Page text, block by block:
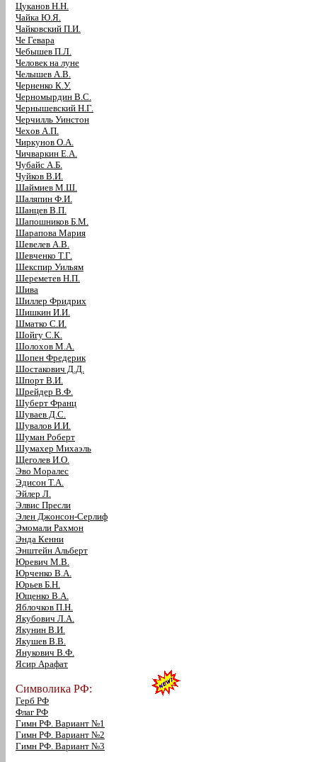
Цуканов Н.Н.
Чайка Ю.Я.
Чайковский П.И.
Че Гевара
Чебышев П.Л.
Человек на луне
Челышев А.В.
Черненко К.У.
Черномырдин В.С.
Чернышевский Н.Г.
Черчилль Уинстон
Чехов А.П.
Чиркунов О.А.
Чичваркин Е.А.
Чубайс А.Б.
Чуйков В.И.
Шаймиев М.Ш.
Шаляпин Ф.И.
Шанцев В.П.
Шапошников Б.М.
Шарапова Мария
Шевелев А.В.
Шевченко Т.Г.
Шекспир Уильям
Шереметев Н.П.
Шива
Шиллер Фридрих
Шишкин И.И.
Шматко С.И.
Шойгу С.К.
Шолохов М.А.
Шопен Фредерик
Шостакович Д.Д.
Шпорт В.И.
Шрейдер В.Ф.
Шуберт Франц
Шуваев Д.С.
Шувалов И.И.
Шуман Роберт
Шумахер Михаэль
Щеголев И.О.
Эво Моралес
Эдисон Т.А.
Эйлер Л.
Элвис Пресли
Элен Джонсон-Серлиф
Эмомали Рахмон
Энда Кенни
Энштейн Альберт
Юревич М.В.
Юрченко В.А.
Юрьев Б.Н.
Ющенко В.А.
Яблочков П.Н.
Якубович Л.А.
Якунин В.И.
Якушев В.В.
Янукович В.Ф.
Ясир Арафат
Символика РФ:
Герб РФ
Флаг РФ
Гимн РФ. Вариант №1
Гимн РФ. Вариант №2
Гимн РФ. Вариант №3